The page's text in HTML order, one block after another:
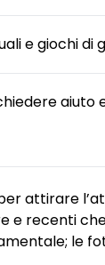
e giochi di
aiuto
attirare
e recenti
le